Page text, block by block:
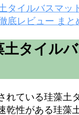
タイルバスマッ
底レビュー まと
土タイル
れている珪藻土
乾性がある珪藻